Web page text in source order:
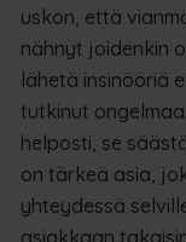
uskon, että
nähnyt joidenkin
lähetä insinööriä
tutkinut
helposti, se
on tärkeä asia,
yhteydessä